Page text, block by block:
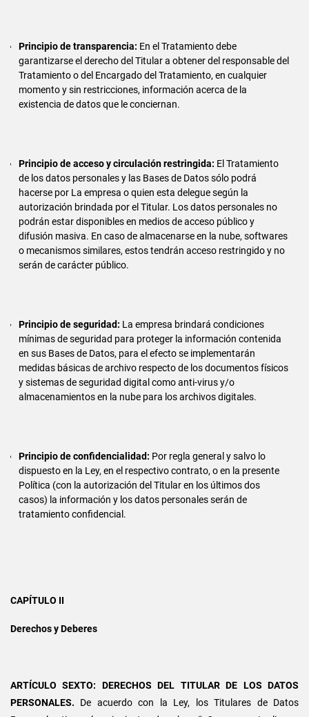
Principio de transparencia: En el Tratamiento debe
garantizarse el derecho del Titular a obtener del responsable del
Tratamiento o del Encargado del Tratamiento, en cualquier
momento y sin restricciones, información acerca de la
existencia de datos que le conciernan.
Principio de acceso y circulación restringida: El Tratamiento
de los datos personales y las Bases de Datos sólo podrá
hacerse por La empresa o quien esta delegue según la
autorización brindada por el Titular. Los datos personales no
podrán estar disponibles en medios de acceso público y
difusión masiva. En caso de almacenarse en la nube, softwares
o mecanismos similares, estos tendrán acceso restringido y no
serán de carácter público.
Principio de seguridad: La empresa brindará condiciones
mínimas de seguridad para proteger la información contenida
en sus Bases de Datos, para el efecto se implementarán
medidas básicas de archivo respecto de los documentos físicos
y sistemas de seguridad digital como anti-virus y/o
almacenamientos en la nube para los archivos digitales.
Principio de confidencialidad: Por regla general y salvo lo
dispuesto en la Ley, en el respectivo contrato, o en la presente
Política (con la autorización del Titular en los últimos dos
casos) la información y los datos personales serán de
tratamiento confidencial.
CAPÍTULO II
Derechos y Deberes
ARTÍCULO SEXTO: DERECHOS DEL TITULAR DE LOS DATOS
PERSONALES. De acuerdo con la Ley, los Titulares de Datos